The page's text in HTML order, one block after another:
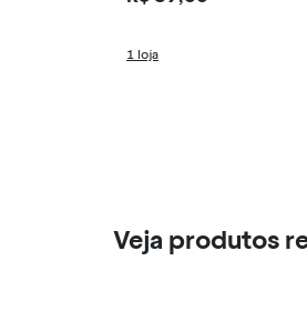
1 loja
Veja produtos